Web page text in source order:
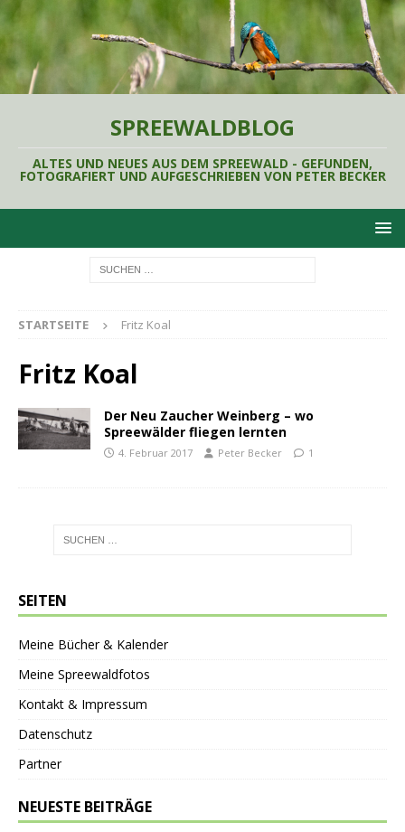
SPREEWALDBLOG
ALTES UND NEUES AUS DEM SPREEWALD - GEFUNDEN,
FOTOGRAFIERT UND AUFGESCHRIEBEN VON PETER BECKER
STARTSEITE Fritz Koal
Fritz Koal
Der Neu Zaucher Weinberg – wo
Spreewälder fliegen lernten
4. Februar 2017 Peter Becker 1
SEITEN
Meine Bücher & Kalender
Meine Spreewaldfotos
Kontakt & Impressum
Datenschutz
Partner
NEUESTE BEITRÄGE